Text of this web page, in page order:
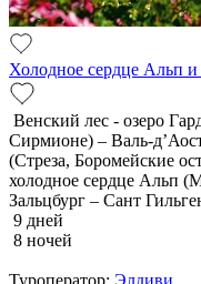
Холодное сердце Альп и
Венский лес - озеро
Сирмионе) – Валь-
(Стреза, Боромейские
холодное сердце Альп
Зальцбург – Сант
9 дней
8 ночей
Туроператор: Элдиви